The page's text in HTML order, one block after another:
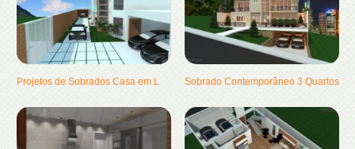
Projetos de Sobrados Casa em L Sobrado Contemporâneo 3 Quartos